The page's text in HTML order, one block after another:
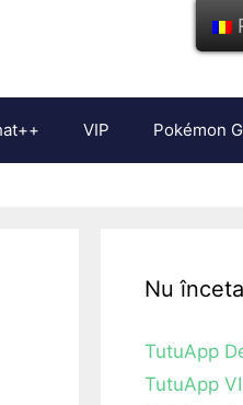
VIP Pokémon
Nu
TutuApp
TutuApp